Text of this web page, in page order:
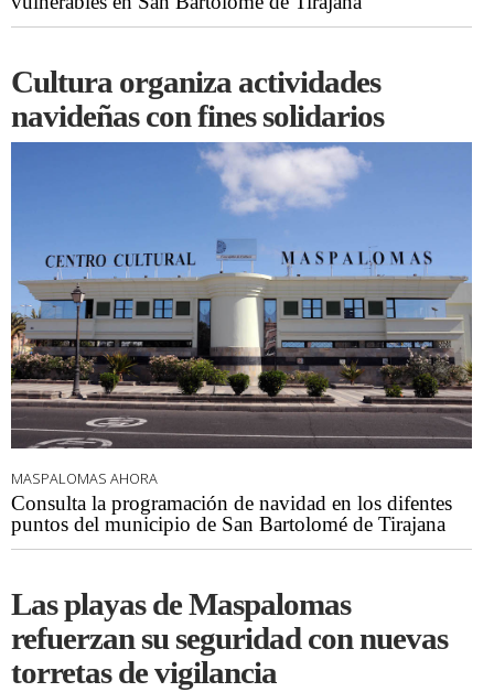
Cultura organiza actividades
navideñas con fines solidarios
MASPALOMAS AHORA
Consulta la programación de navidad en los difentes
puntos del municipio de San Bartolomé de Tirajana
Las playas de Maspalomas
refuerzan su seguridad con nuevas
torretas de vigilancia